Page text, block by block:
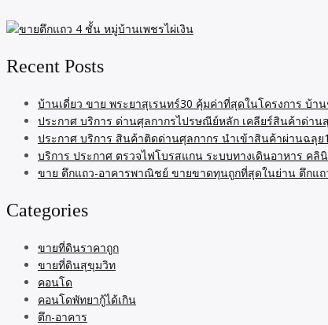
Recent Posts
บ้านเดี่ยว ขาย พระยาสุเรนทร์30 คุ้มค่าที่สุดในโครงการ บ้
ประกาศ บริการ ด่านศุลกากรไปรษณีย์หลัก เคลียร์สินค้าด่
ประกาศ บริการ สินค้าติดด่านศุลกากร นำเข้าสินค้าผ่านฉลุ
บริการ ประกาศ ตรวจไฟโบรสแกน ระบบทางเดินอาหาร ค
ขาย ตึกแถว-อาคารพาณิชย์ ขายขาดทุนถูกที่สุดในย่าน ตึกแ
Categories
ขายที่ดินราคาถูก
ขายที่ดินสุขุมวิท
คอนโด
คอนโดพัทยากู้ได้เกิน
ตึก-อาคาร